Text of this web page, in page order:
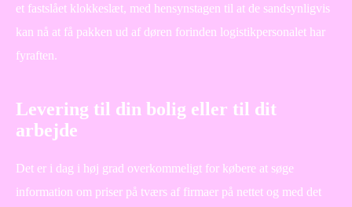
et fastslået klokkeslæt, med hensynstagen til at de sandsynligvis
kan nå at få pakken ud af døren forinden logistikpersonalet har
fyraften.
Levering til din bolig eller til dit
arbejde
Det er i dag i høj grad overkommeligt for købere at søge
information om priser på tværs af firmaer på nettet og med det